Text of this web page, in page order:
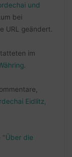
und
bei
URL geändert.
im
Eidlitz,
"Über die